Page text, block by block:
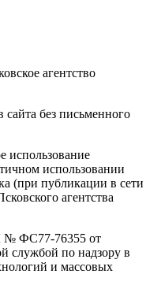
агентство
без письменного
использование
использовании
(при публикации в сети
агентства
№ ФС77-76355 от
службой по надзору в
и массовых